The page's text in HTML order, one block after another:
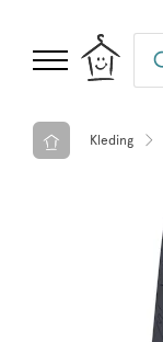
Kleding